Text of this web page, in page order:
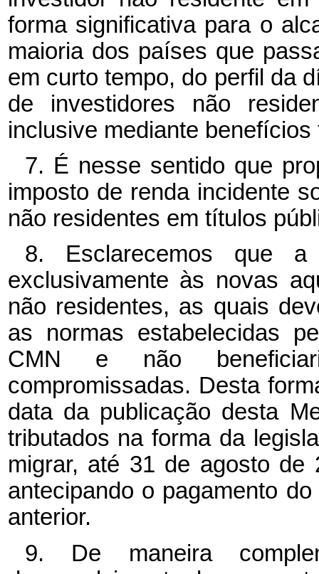
forma significativa para o
maioria dos países que
em curto tempo, do perfil da
de investidores não
inclusive mediante benefícios
7. É nesse sentido que
imposto de renda incidente
não residentes em títulos
8. Esclarecemos que a
exclusivamente às novas
não residentes, as quais
as normas estabelecidas
CMN e não
compromissadas. Desta
data da publicação desta
tributados na forma da
migrar, até 31 de agosto de
antecipando o pagamento
anterior.
9. De maneira